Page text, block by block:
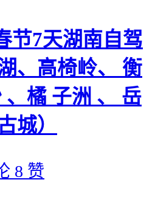
节7天湖南自驾
、高椅岭、 衡
、橘 子洲 、 岳
城）
8 赞